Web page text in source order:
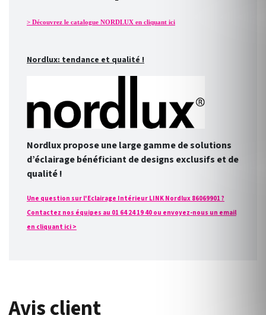
> Découvrez le catalogue NORDLUX en cliquant ici
Nordlux: tendance et qualité !
Nordlux propose une large gamme de solutions
d’éclairage bénéficiant de designs exclusifs et de
qualité !
Une question sur l'Eclairage Intérieur LINK Nordlux 86069901 ?
Contactez nos équipes au 01 64 24 19 40 ou envoyez-nous un email
en cliquant ici >
Avis client